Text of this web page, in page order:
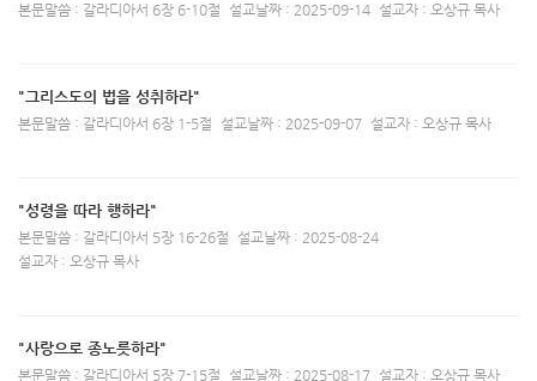
본문말씀 : 갈라디아서 6장 6-10절 설교날짜 : 2025-09-14 설교자 : 오상규 목사
"그리스도의 법을 성취하라"
본문말씀 : 갈라디아서 6장 1-5절 설교날짜 : 2025-09-07 설교자 : 오상규 목사
"성령을 따라 행하라"
본문말씀 : 갈라디아서 5장 16-26절
설교날짜 : 2025-08-24
설교자 : 오상규 목사
"사랑으로 종노릇하라"
본문말씀 : 갈라디아서 5장 7-15절 설교날짜 : 2025-08-17 설교자 : 오상규 목사